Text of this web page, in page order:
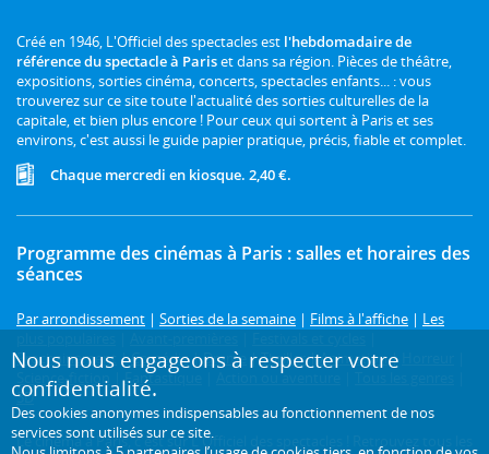
Créé en 1946, L'Officiel des spectacles est l'hebdomadaire de
référence du spectacle à Pariset dans sa région. Pièces de théâtre,
expositions, sorties cinéma, concerts, spectacles enfants... : vous
trouverez sur ce site toute l'actualité des sorties culturelles de la
capitale, et bien plus encore ! Pour ceux qui sortent à Paris et ses
environs, c'est aussi le guide papier pratique, précis, fiable et complet.
Chaque mercredi en kiosque. 2,40 €.
Programme des cinémas à Paris : salles et horaires des
séances
Par arrondissement | Sorties de la semaine | Films à l'affiche | Les
Prochainement |Comédie|Drame |Thriller|Animation|
Science-fiction
|Fantastique Action ou aventure
3D
Le cinéma à Paris, c'est sur L'Officiel des spectacles ! Retrouvez tous les
Nous nous engageons à respecter votre
confidentialité.
Des cookies anonymes indispensables au fonctionnement de nos
services sont utilisés sur ce site.